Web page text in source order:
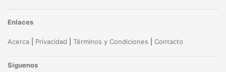
Enlaces
Acerca Privacidad Términos y Condiciones Contacto
Síguenos